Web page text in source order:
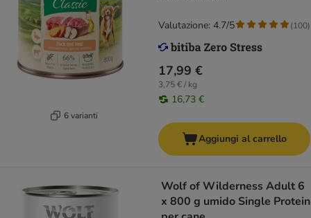
6 varianti
17,99 €
3,75 € / kg
16,73 €
Valutazione: 4.7/5 (100)
Aggiungi al carrello
Wolf of Wilderness Adult 6
x 800 g umido Single Protein